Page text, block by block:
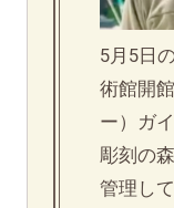
5月5日
術館開
ー）ガ
彫刻の
管理し